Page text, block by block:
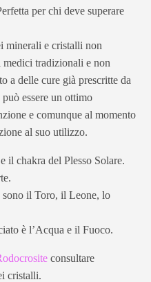
per chi deve superare
minerali e cristalli non
tradizionali e non
a delle cure già prescritte da
essere un ottimo
e comunque al momento
al suo utilizzo.
il chakra del Plesso Solare.
sono il Toro, il Leone, lo
è l’Acqua e il Fuoco.
consultare
cristalli.